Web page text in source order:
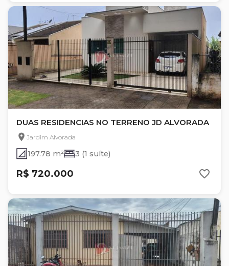
DUAS RESIDENCIAS NO TERRENO JD ALVORADA
Jardim Alvorada
197.78 m² 3 (1 suíte)
R$ 720.000